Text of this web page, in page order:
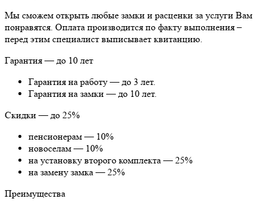
Мы сможем открыть любые замки и расценки за услуги Вам
понравятся. Оплата производится по факту выполнения –
перед этим специалист выписывает квитанцию.
Гарантия — до 10 лет
Гарантия на работу — до 3 лет.
Гарантия на замки — до 10 лет.
Скидки — до 25%
пенсионерам — 10%
новоселам — 10%
на установку второго комплекта — 25%
на замену замка — 25%
Преимущества